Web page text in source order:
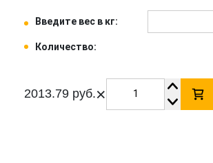
Введите вес в кг:
Количество:
2013.79 руб.×